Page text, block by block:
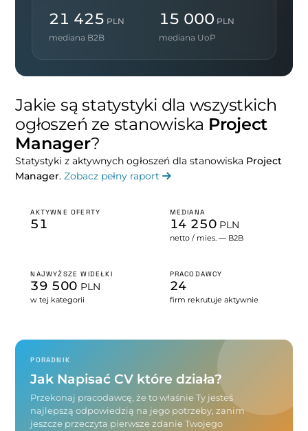
21 425 PLN
mediana B2B
15 000 PLN
mediana UoP
Jakie są statystyki dla wszystkich
ogłoszeń ze stanowiska Project
Manager?
Statystyki z aktywnych ogłoszeń dla stanowiska Project
Manager.Zobacz pełny raport
AKTYWNE OFERTY
51
MEDIANA
14 250 PLN
netto / mies. — B2B
NAJWYŻSZE WIDEŁKI
39 500 PLN
w tej kategorii
PRACODAWCY
24
firm rekrutuje aktywnie
PORADNIK
Jak Napisać CV które działa?
Przekonaj pracodawcę, że to właśnie Ty jesteś
najlepszą odpowiedzią na jego potrzeby, zanim
jeszcze przeczyta pierwsze zdanie Twojego